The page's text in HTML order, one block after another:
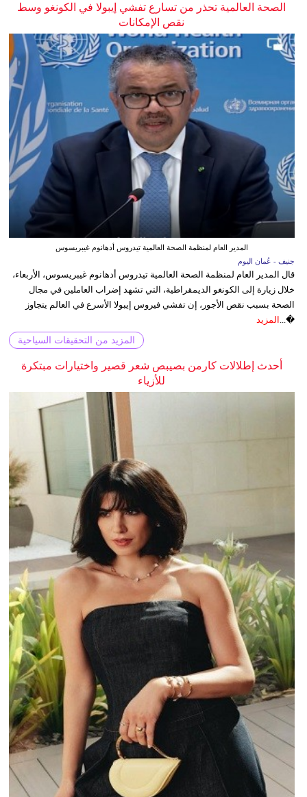
الصحة العالمية تحذر من تسارع تفشي إيبولا في الكونغو وسط
نقص الإمكانات
المدير العام لمنظمة الصحة العالمية تيدروس أدهانوم غيبريسوس
جنيف - عُمان اليوم
قال المدير العام لمنظمة الصحة العالمية تيدروس أدهانوم غيبريسوس، الأربعاء،
خلال زيارة إلى الكونغو الديمقراطية، التي تشهد إضراب العاملين في مجال
الصحة بسبب نقص الأجور، إن تفشي فيروس إيبولا الأسرع في العالم يتجاوز
�... المزيد
المزيد من التحقيقات السياحية
أحدث إطلالات كارمن بصيبص شعر قصير واختيارات مبتكرة
للأزياء